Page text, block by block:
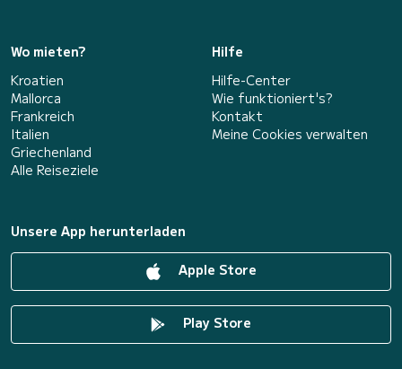
Wo mieten?
Kroatien
Mallorca
Frankreich
Italien
Griechenland
Alle Reiseziele
Hilfe
Hilfe-Center
Wie funktioniert's?
Kontakt
Meine Cookies verwalten
Unsere App herunterladen
Apple Store
Play Store